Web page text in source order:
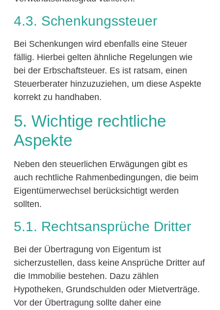
4.3. Schenkungssteuer
Bei Schenkungen wird ebenfalls eine Steuer
fällig. Hierbei gelten ähnliche Regelungen wie
bei der Erbschaftsteuer. Es ist ratsam, einen
Steuerberater hinzuzuziehen, um diese Aspekte
korrekt zu handhaben.
5. Wichtige rechtliche
Aspekte
Neben den steuerlichen Erwägungen gibt es
auch rechtliche Rahmenbedingungen, die beim
Eigentümerwechsel berücksichtigt werden
sollten.
5.1. Rechtsansprüche Dritter
Bei der Übertragung von Eigentum ist
sicherzustellen, dass keine Ansprüche Dritter auf
die Immobilie bestehen. Dazu zählen
Hypotheken, Grundschulden oder Mietverträge.
Vor der Übertragung sollte daher eine